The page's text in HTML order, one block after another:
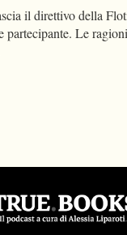
il direttivo della
partecipante. Le